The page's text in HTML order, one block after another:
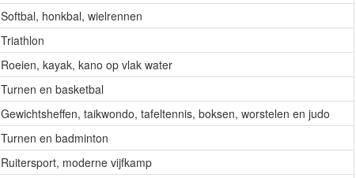
Softbal, honkbal, wielrennen
Triathlon
Roeien, kayak, kano op vlak water
Turnen en basketbal
Gewichtsheffen, taikwondo, tafeltennis, boksen, worstelen en judo
Turnen en badminton
Ruitersport, moderne vijfkamp